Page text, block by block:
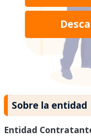
Sobre la entidad
Entidad